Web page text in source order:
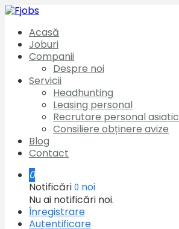
Acasă
Joburi
Companii
Despre noi
Servicii
Headhunting
Leasing personal
Recrutare personal asiatic
Consiliere obținere avize
Blog
Contact
0
Notificări 0 noi
Nu ai notificări noi.
Înregistrare
Autentificare